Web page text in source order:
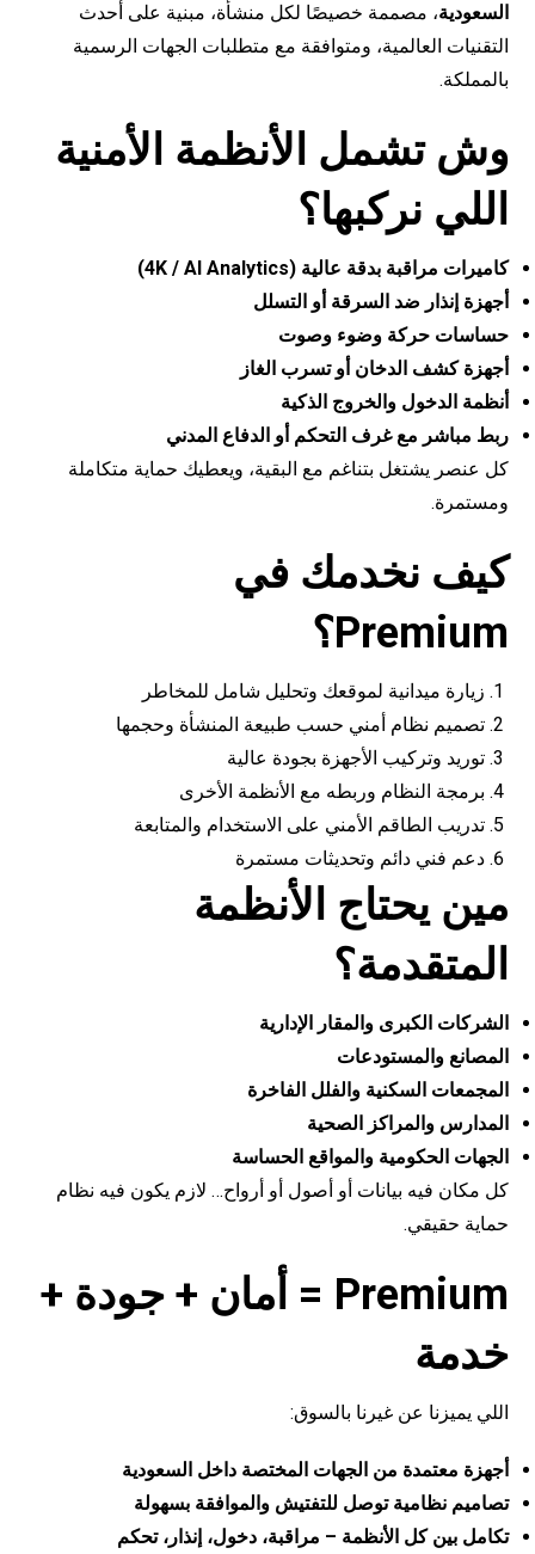
السعودية، مصممة خصيصًا لكل منشأة، مبنية على أحدث
التقنيات العالمية، ومتوافقة مع متطلبات الجهات الرسمية
بالمملكة.
وش تشمل الأنظمة الأمنية
اللي نركبها؟
كاميرات مراقبة بدقة عالية (4K / AI Analytics)
أجهزة إنذار ضد السرقة أو التسلل
حساسات حركة وضوء وصوت
أجهزة كشف الدخان أو تسرب الغاز
أنظمة الدخول والخروج الذكية
ربط مباشر مع غرف التحكم أو الدفاع المدني
كل عنصر يشتغل بتناغم مع البقية، ويعطيك حماية متكاملة
ومستمرة.
كيف نخدمك في
Premium؟
زيارة ميدانية لموقعك وتحليل شامل للمخاطر
تصميم نظام أمني حسب طبيعة المنشأة وحجمها
توريد وتركيب الأجهزة بجودة عالية
برمجة النظام وربطه مع الأنظمة الأخرى
تدريب الطاقم الأمني على الاستخدام والمتابعة
دعم فني دائم وتحديثات مستمرة
مين يحتاج الأنظمة
المتقدمة؟
الشركات الكبرى والمقار الإدارية
المصانع والمستودعات
المجمعات السكنية والفلل الفاخرة
المدارس والمراكز الصحية
الجهات الحكومية والمواقع الحساسة
كل مكان فيه بيانات أو أصول أو أرواح… لازم يكون فيه نظام
حماية حقيقي.
Premium = أمان + جودة +
خدمة
اللي يميزنا عن غيرنا بالسوق:
أجهزة معتمدة من الجهات المختصة داخل السعودية
تصاميم نظامية توصل للتفتيش والموافقة بسهولة
تكامل بين كل الأنظمة – مراقبة، دخول، إنذار، تحكم